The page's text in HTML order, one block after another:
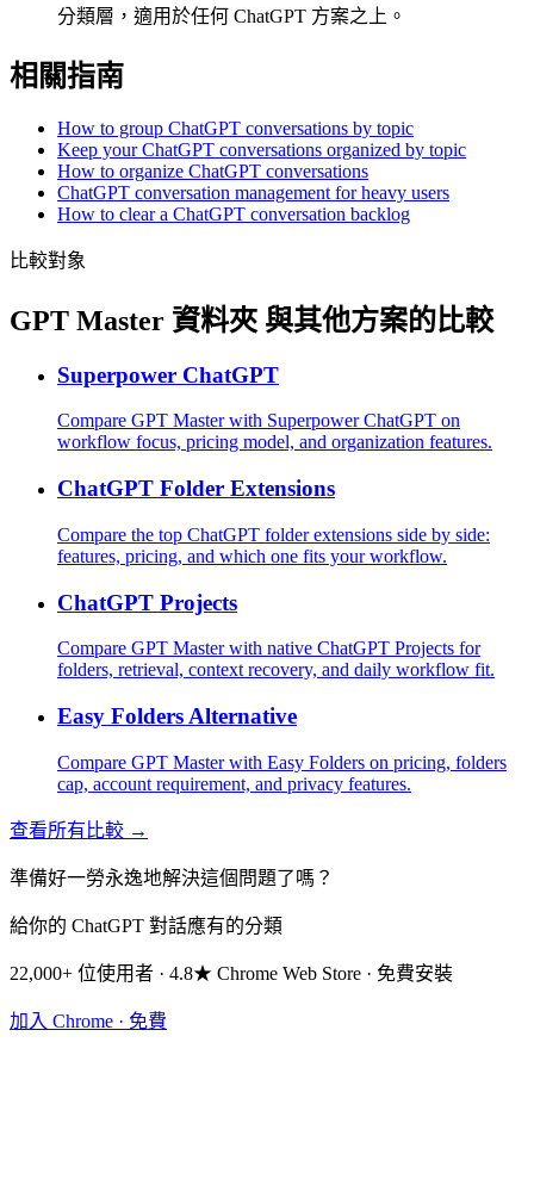
分類層，適用於任何 ChatGPT 方案之上。
相關指南
How to group ChatGPT conversations by topic
Keep your ChatGPT conversations organized by topic
How to organize ChatGPT conversations
ChatGPT conversation management for heavy users
How to clear a ChatGPT conversation backlog
比較對象
GPT Master 資料夾 與其他方案的比較
Superpower ChatGPT
Compare GPT Master with Superpower ChatGPT on
workflow focus, pricing model, and organization features.
ChatGPT Folder Extensions
Compare the top ChatGPT folder extensions side by side:
features, pricing, and which one fits your workflow.
ChatGPT Projects
Compare GPT Master with native ChatGPT Projects for
folders, retrieval, context recovery, and daily workflow fit.
Easy Folders Alternative
Compare GPT Master with Easy Folders on pricing, folders
cap, account requirement, and privacy features.
查看所有比較 →
準備好一勞永逸地解決這個問題了嗎？
給你的 ChatGPT 對話應有的分類
22,000+ 位使用者 · 4.8★ Chrome Web Store · 免費安裝
加入 Chrome · 免費